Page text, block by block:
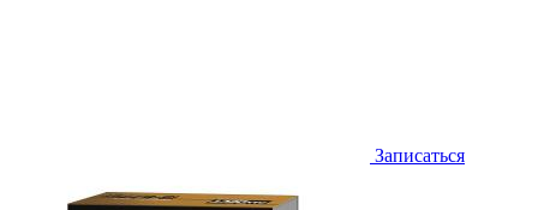
Записаться